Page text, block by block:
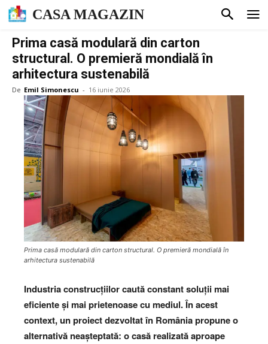
CASA MAGAZIN
Prima casă modulară din carton
structural. O premieră mondială în
arhitectura sustenabilă
De Emil Simonescu - 16 iunie 2026
Prima casă modulară din carton structural. O premieră mondială în
arhitectura sustenabilă
Industria construcțiilor caută constant soluții mai
eficiente și mai prietenoase cu mediul. În acest
context, un proiect dezvoltat în România propune o
alternativă neașteptată: o casă realizată aproape